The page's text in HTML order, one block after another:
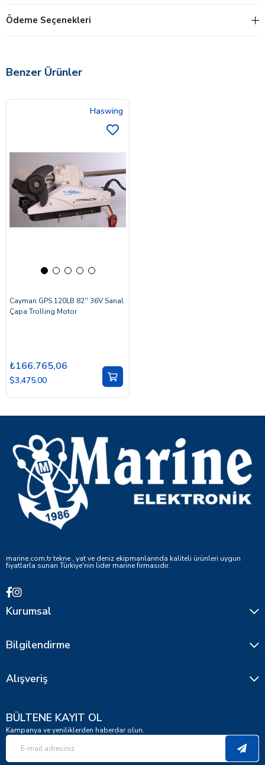
Ödeme Seçenekleri
Benzer Ürünler
Haswing
Cayman GPS 120LB 82'' 36V Sanal
Çapa Trolling Motor
₺166.765,06
$3,475.00
marine.com.tr tekne , yat ve deniz ekipmanlarında kaliteli ürünleri uygun
fiyatlarla sunan Türkiye'nin lider marine firmasıdır.
Kurumsal
Bilgilendirme
Alışveriş
BÜLTENE KAYIT OL
Kampanya ve yeniliklerden haberdar olun.